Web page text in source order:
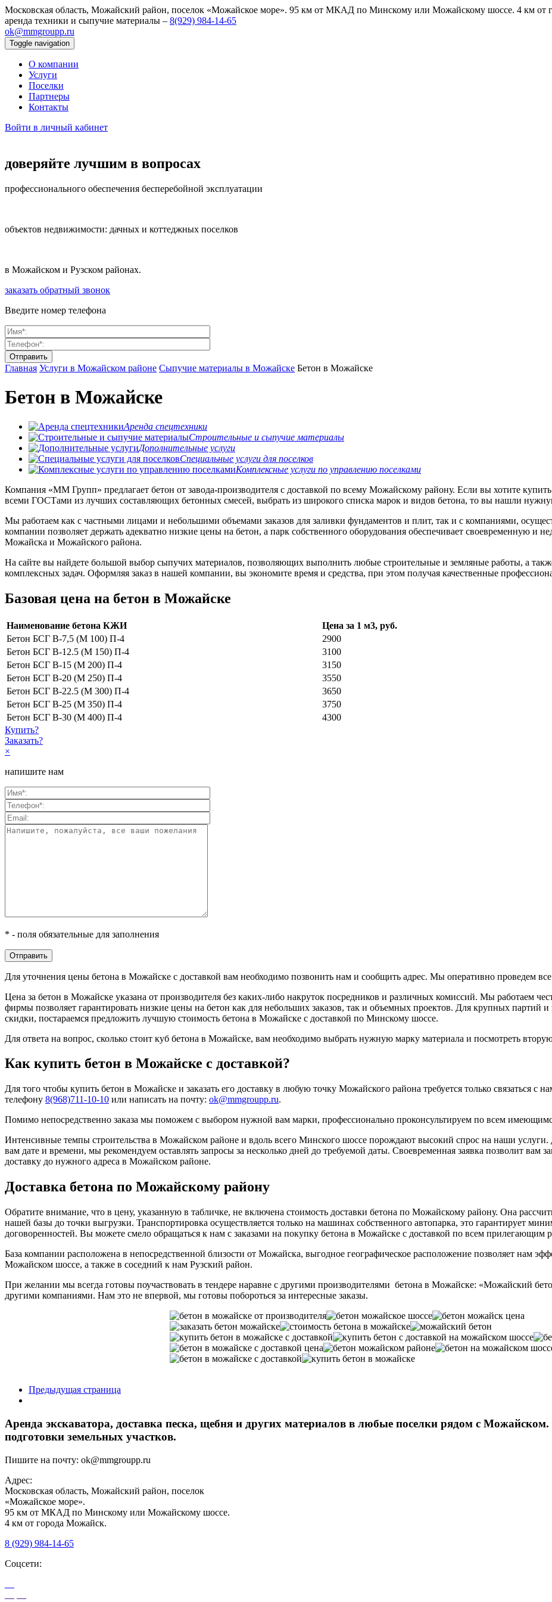
Московская область, Можайский район, поселок «Можайское море». 95 км от МКАД по Минскому или Можайскому шоссе. 4 км от
аренда техники и сыпучие материалы – 8(929) 984‑14‑65
ok@mmgroupp.ru
Toggle navigation
О компании
Услуги
Поселки
Партнеры
Контакты
Войти в личный кабинет
доверяйте лучшим в вопросах
профессионального обеспечения бесперебойной эксплуатации
объектов недвижимости: дачных и коттеджных поселков
в Можайском и Рузском районах.
заказать обратный звонок
Введите номер телефона
Главная Услуги в Можайском районе Сыпучие материалы в Можайске Бетон в Можайске
Бетон в Можайске
Аренда спецтехники
Строительные и сыпучие материалы
Дополнительные услуги
Специальные услуги для поселков
Комплексные услуги по управлению поселками
Компания «ММ Групп» предлагает бетон от завода-производителя с доставкой по всему Можайскому району. Если вы хотите
всеми ГОСТами из лучших составляющих бетонных смесей, выбрать из широкого списка марок и видов бетона, то вы нашли
Мы работаем как с частными лицами и небольшими объемами заказов для заливки фундаментов и плит, так и с компаниями,
компании позволяет держать адекватно низкие цены на бетон, а парк собственного оборудования обеспечивает своевременную и
Можайска и Можайского района.
На сайте вы найдете большой выбор сыпучих материалов, позволяющих выполнить любые строительные и земляные работы, а
комплексных задач. Оформляя заказ в нашей компании, вы экономите время и средства, при этом получая качественные
Базовая цена на бетон в Можайске
Наименование бетона КЖИ Цена за 1 м3, руб.
Бетон БСГ B-7,5 (М 100) П-4
2900
Бетон БСГ В-12.5 (М 150) П-4
3100
Бетон БСГ B-15 (М 200) П-4
3150
Бетон БСГ B-20 (М 250) П-4
3550
Бетон БСГ B-22.5 (М 300) П-4
3650
Бетон БСГ B-25 (М 350) П-4
3750
Бетон БСГ B-30 (М 400) П-4
4300
Купить?
Заказать?
×
напишите нам
* - поля обязательные для заполнения
Для уточнения цены бетона в Можайске с доставкой вам необходимо позвонить нам и сообщить адрес. Мы оперативно проведем
Цена за бетон в Можайске указана от производителя без каких-либо накруток посредников и различных комиссий. Мы работаем
фирмы позволяет гарантировать низкие цены на бетон как для небольших заказов, так и объемных проектов. Для крупных партий
скидки, постараемся предложить лучшую стоимость бетона в Можайске с доставкой по Минскому шоссе.
Для ответа на вопрос, сколько стоит куб бетона в Можайске, вам необходимо выбрать нужную марку материала и посмотреть
Как купить бетон в Можайске с доставкой?
Для того чтобы купить бетон в Можайске и заказать его доставку в любую точку Можайского района требуется только связаться с
телефону 8(968)711-10-10 или написать на почту: ok@mmgroupp.ru.
Помимо непосредственно заказа мы поможем с выбором нужной вам марки, профессионально проконсультируем по всем
Интенсивные темпы строительства в Можайском районе и вдоль всего Минского шоссе порождают высокий спрос на наши
вам дате и времени, мы рекомендуем оставлять запросы за несколько дней до требуемой даты. Своевременная заявка позволит вам
доставку до нужного адреса в Можайском районе.
Доставка бетона по Можайскому району
Обратите внимание, что в цену, указанную в табличке, не включена стоимость доставки бетона по Можайскому району. Она
нашей базы до точки выгрузки. Транспортировка осуществляется только на машинах собственного автопарка, это гарантирует
договоренностей. Вы можете смело обращаться к нам с заказами на покупку бетона в Можайске с доставкой по всем прилегающим
База компании расположена в непосредственной близости от Можайска, выгодное географическое расположение позволяет нам
Можайском шоссе, а также в соседний к нам Рузский район.
При желании мы всегда готовы поучаствовать в тендере наравне с другими производителями бетона в Можайске: «Можайский
другими компаниями. Нам это не впервой, мы готовы побороться за интересные заказы.
Предыдущая страница
Аренда экскаватора, доставка песка, щебня и других материалов в любые поселки рядом с Можайском.
подготовки земельных участков.
Пишите на почту: ok@mmgroupp.ru
Адрес:
Московская область, Можайский район, поселок
«Можайское море».
95 км от МКАД по Минскому или Можайскому шоссе.
4 км от города Можайск.
8 (929) 984-14-65
Соцсети: